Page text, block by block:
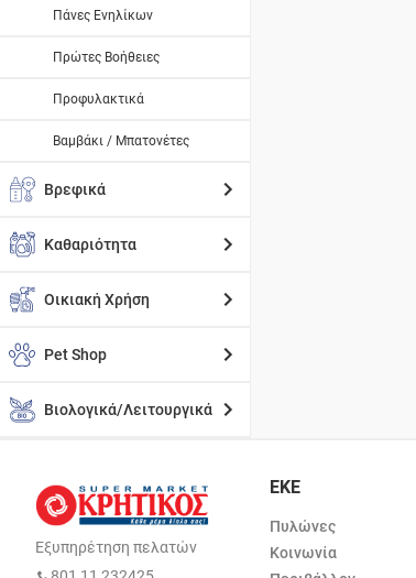
Πάνες Ενηλίκων
Πρώτες Βοήθειες
Προφυλακτικά
Βαμβάκι / Μπατονέτες
Βρεφικά
Καθαριότητα
Οικιακή Χρήση
Pet Shop
Βιολογικά/Λειτουργικά
Εξυπηρέτηση πελατών
ΕΚΕ
Πυλώνες
Κοινωνία